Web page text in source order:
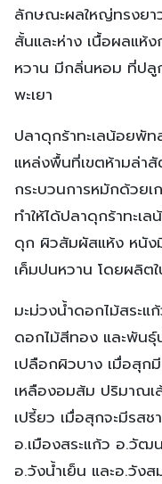
ลักษณะผลใหญ่ทรงยา
สั้นและห่าง เนื้อผลแห้
หวาน มีกลิ่นหอม ที่ปลู
พะเยา
ปลาดุกร้าทะเลน้อยพั
แหล่งพื้นที่เขตห้ามล่า
กระบวนการหมักด้วย
ทำให้ได้ปลาดุกร้าทะเ
ดุก ผิวสัมผัสแห้ง หนัง
เค็มปนหวาน โดยผลิต
มะม่วงน้ำดอกไม้สระ
ดอกไม้สีทอง และพัน
เปลือกผิวบาง เมื่อสุก
เหลืองอมส้ม ปริมาณ
เปรี้ยว เมื่อสุกจะมีรส
อ.เมืองสระแก้ว อ.วัฒ
อ.วังน้ำเย็น และอ.วัง